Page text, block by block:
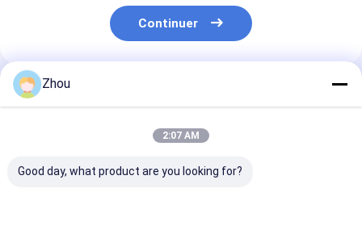
Continuer
Produits Recommandés
Zhou
2:07 AM
Good day, what product are you looking for?